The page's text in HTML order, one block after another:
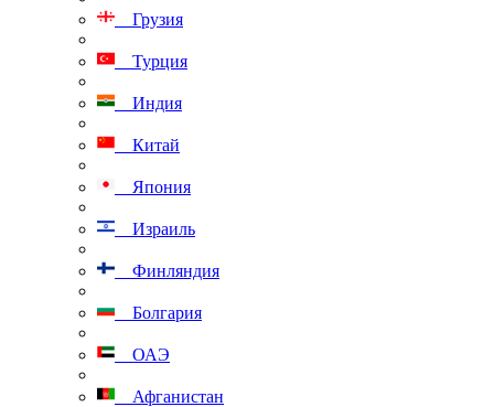
Грузия
Турция
Индия
Китай
Япония
Израиль
Финляндия
Болгария
ОАЭ
Афганистан